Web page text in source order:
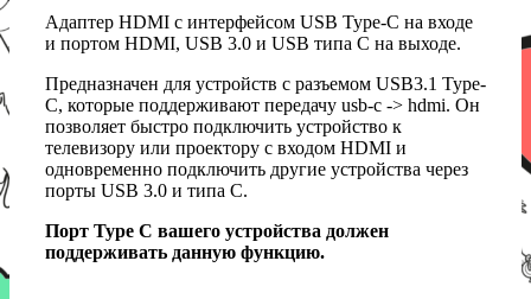
Адаптер HDMI с интерфейсом USB Type-C на входе
и портом HDMI, USB 3.0 и USB типа C на выходе.
Предназначен для устройств с разъемом USB3.1 Type-
C, которые поддерживают передачу usb-c -> hdmi. Он
позволяет быстро подключить устройство к
телевизору или проектору с входом HDMI и
одновременно подключить другие устройства через
порты USB 3.0 и типа C.
Порт Type C вашего устройства должен
поддерживать данную функцию.